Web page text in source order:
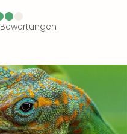
Bewertungen